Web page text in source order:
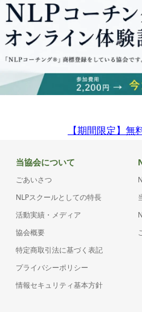
【期間限定】
当協会について
ごあいさつ
NLPスクールとしての特長
活動実績・メディア
協会概要
特定商取引法に基づく表記
プライバシーポリシー
情報セキュリティ基本方針